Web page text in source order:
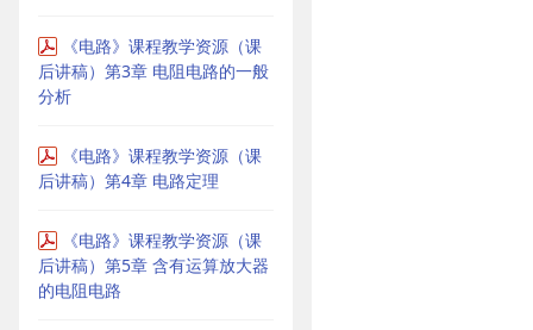
《电路》课程教学资源（课
后讲稿）第3章 电阻电路的一般
分析
《电路》课程教学资源（课
后讲稿）第4章 电路定理
《电路》课程教学资源（课
后讲稿）第5章 含有运算放大器
的电阻电路